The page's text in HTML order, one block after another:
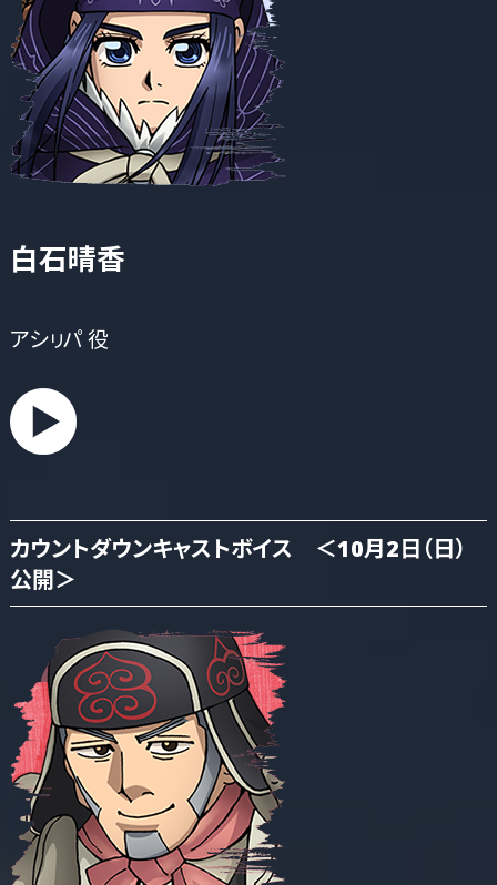
白石晴香
アシㇼパ 役
カウントダウンキャストボイス ＜10月2日（日）
公開＞